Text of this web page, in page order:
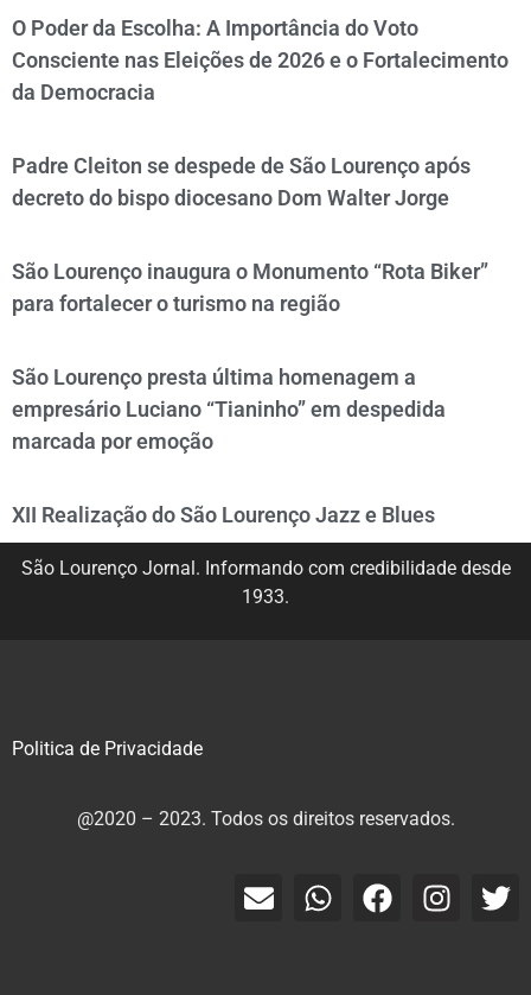
O Poder da Escolha: A Importância do Voto
Consciente nas Eleições de 2026 e o Fortalecimento
da Democracia
Padre Cleiton se despede de São Lourenço após
decreto do bispo diocesano Dom Walter Jorge
São Lourenço inaugura o Monumento “Rota Biker”
para fortalecer o turismo na região
São Lourenço presta última homenagem a
empresário Luciano “Tianinho” em despedida
marcada por emoção
XII Realização do São Lourenço Jazz e Blues
São Lourenço Jornal. Informando com credibilidade desde
1933.
Politica de Privacidade
@2020 – 2023. Todos os direitos reservados.